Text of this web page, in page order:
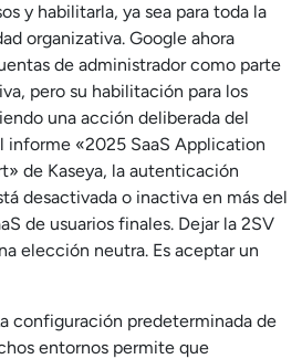
y habilitarla, ya sea para toda la
organizativa. Google ahora
de administrador como parte
pero su habilitación para los
una acción deliberada del
informe «2025 SaaS Application
de Kaseya, la autenticación
desactivada o inactiva en más del
de usuarios finales. Dejar la 2SV
elección neutra. Es aceptar un
configuración predeterminada de
entornos permite que